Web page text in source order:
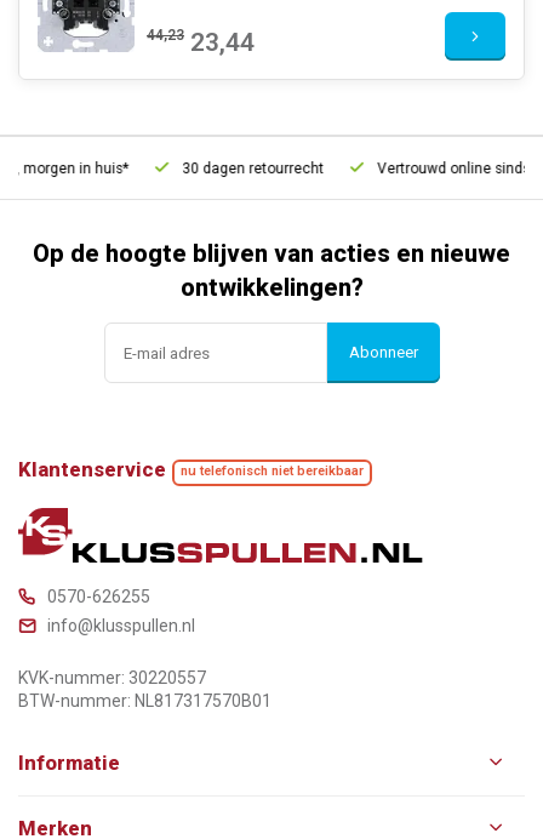
44,23 23,44
morgen in huis* 30 dagen retourrecht Vertrouwd online sinds
Op de hoogte blijven van acties en nieuwe
ontwikkelingen?
Abonneer
Klantenservice nu telefonisch niet bereikbaar
0570-626255
info@klusspullen.nl
KVK-nummer: 30220557
BTW-nummer: NL817317570B01
Informatie
Merken